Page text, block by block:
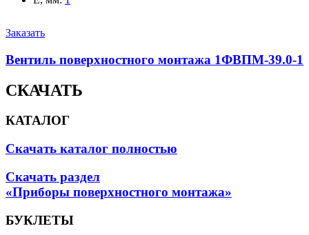
Заказать
Вентиль поверхностного монтажа 1ФВПМ-39.0-1
СКАЧАТЬ
КАТАЛОГ
Скачать каталог полностью
Скачать раздел
«Приборы поверхностного монтажа»
БУКЛЕТЫ